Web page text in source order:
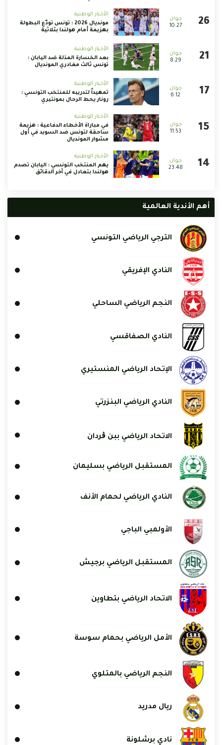
10:27
الأخبار الوطنية
مونديال 2026 : تونس تودّع البطولة
بهزيمة أمام هولندا بثلاثية
8:29
الأخبار الوطنية
بعد الخسارة المذلة ضد اليابان :
تونس ثالث مغادري المونديال
6:12
الأخبار الوطنية
تمهيداً لتدريبه للمنتخب التونسي :
رونار يحط الرحال بمونتيري
11:53
الأخبار الوطنية
في مباراة الأخطاء الدفاعية : هزيمة
ساحقة لتونس ضد السويد في أول
مشوار المونديال
23:48
الأخبار الوطنية
يهم المنتخب التونسي : اليابان تصدم
هولندا بتعادل في آخر الدقائق
أهم الأندية العالمية
الترجي الرياضي التونسي
النادي الإفريقي
النجم الرياضي الساحلي
النادي الصفاقسي
الإتحاد الرياضي المنستيري
النادي الرياضي البنزرتي
الاتحاد الرياضي ببن ڨردان
المستقبل الرياضي بسليمان
النادي الرياضي لحمام الأنف
الأولمبي الباجي
المستقبل الرياضي برجيش
الاتحاد الرياضي بتطاوين
الأمل الرياضي بحمام سوسة
النجم الرياضي بالمتلوي
ريال مدريد
نادي برشلونة